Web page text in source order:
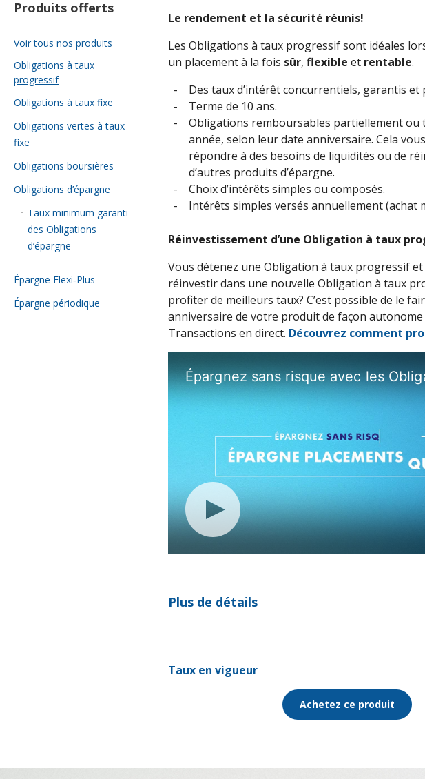
Notes juridiques
Procurations, mandataires et
Fiscalité
Agent vendeur autorisé
Produits offerts
Voir tous nos produits
Obligations à taux
progressif
Obligations à taux fixe
Obligations vertes à taux
fixe
Obligations boursières
Obligations d’épargne
Taux minimum garanti
des Obligations
d’épargne
Épargne Flexi‑Plus
Épargne périodique
Le rendement et la sécurité réunis!
Les Obligations à taux progressif sont idéales
un placement à la fois sûr, flexible et rentable.
Des taux d’intérêt concurrentiels, garantis et
Terme de 10 ans.
Obligations remboursables partiellement ou
année, selon leur date anniversaire. Cela
répondre à des besoins de liquidités ou de
d’autres produits d’épargne.
Choix d’intérêts simples ou composés.
Intérêts simples versés annuellement (achat
Réinvestissement d’une Obligation à taux
Vous détenez une Obligation à taux progressif
réinvestir dans une nouvelle Obligation à taux
profiter de meilleurs taux? C’est possible de le
anniversaire de votre produit de façon autonome
Transactions en direct. Découvrez comment
Plus de détails
Taux en vigueur
Achetez ce produit